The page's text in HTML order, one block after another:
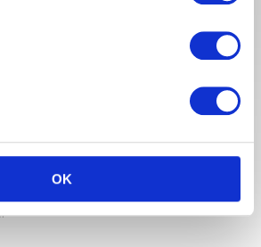
OK
ontmoetingsplek vol
handige artikelen op het gebied van
babyproducten, lifestyle en
het leukste online (winkel)straatje